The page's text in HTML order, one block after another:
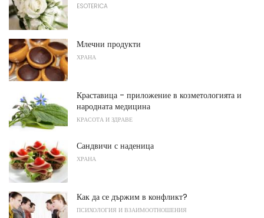
ESOTERICA
Млечни продукти
ХРАНА
Краставица - приложение в козметологията и
народната медицина
КРАСОТА И ЗДРАВЕ
Сандвичи с наденица
ХРАНА
Как да се държим в конфликт?
ПСИХОЛОГИЯ И ВЗАИМООТНОШЕНИЯ